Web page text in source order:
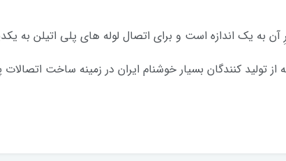
یک اندازه است و برای اتصال لوله های پلی اتیلن به
کنندگان بسیار خوشنام ایران در زمینه ساخت اتصالات